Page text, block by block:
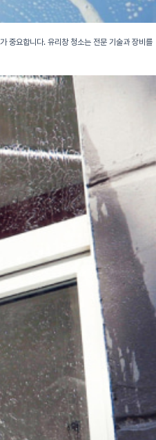
중요합니다. 유리창 청소는 전문 기술과 장비를